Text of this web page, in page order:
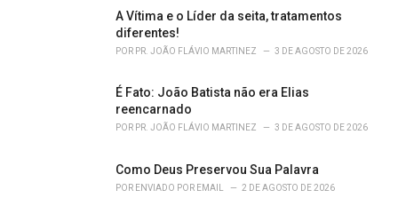
A Vítima e o Líder da seita, tratamentos
diferentes!
POR PR. JOÃO FLÁVIO MARTINEZ 3 DE AGOSTO DE 2026
É Fato: João Batista não era Elias
reencarnado
POR PR. JOÃO FLÁVIO MARTINEZ 3 DE AGOSTO DE 2026
Como Deus Preservou Sua Palavra
POR ENVIADO POR EMAIL 2 DE AGOSTO DE 2026